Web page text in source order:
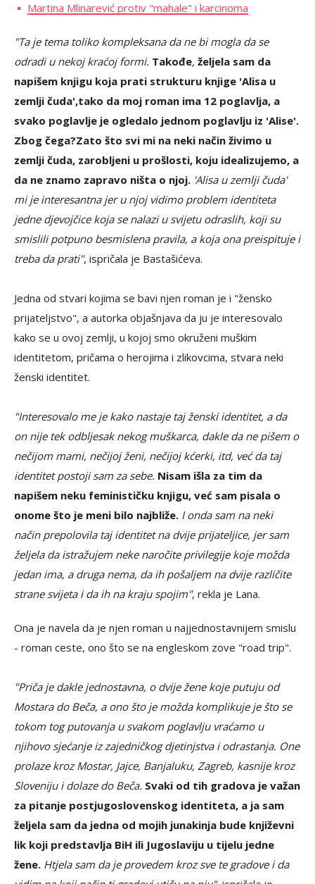
Martina Mlinarević protiv "mahale" i karcinoma
"Ta je tema toliko kompleksana da ne bi mogla da se
odradi u nekoj kraćoj formi. Takođe, željela sam da
napišem knjigu koja prati strukturu knjige 'Alisa u
zemlji čuda',tako da moj roman ima 12 poglavlja, a
svako poglavlje je ogledalo jednom poglavlju iz 'Alise'.
Zbog čega?Zato što svi mi na neki način živimo u
zemlji čuda, zarobljeni u prošlosti, koju idealizujemo, a
da ne znamo zapravo ništa o njoj. 'Alisa u zemlji čuda'
mi je interesantna jer u njoj vidimo problem identiteta
jedne djevojčice koja se nalazi u svijetu odraslih, koji su
smislili potpuno besmislena pravila, a koja ona preispituje i
treba da prati", ispričala je Bastašićeva.
Jedna od stvari kojima se bavi njen roman je i "žensko
prijateljstvo", a autorka objašnjava da ju je interesovalo
kako se u ovoj zemlji, u kojoj smo okruženi muškim
identitetom, pričama o herojima i zlikovcima, stvara neki
ženski identitet.
"Interesovalo me je kako nastaje taj ženski identitet, a da
on nije tek odbljesak nekog muškarca, dakle da ne pišem o
nečijom mami, nečijoj ženi, nečijoj kćerki, itd, već da taj
identitet postoji sam za sebe. Nisam išla za tim da
napišem neku feminističku knjigu, već sam pisala o
onome što je meni bilo najbliže. I onda sam na neki
način prepolovila taj identitet na dvije prijateljice, jer sam
željela da istražujem neke naročite privilegije koje možda
jedan ima, a druga nema, da ih pošaljem na dvije različite
strane svijeta i da ih na kraju spojim", rekla je Lana.
Ona je navela da je njen roman u najjednostavnijem smislu
- roman ceste, ono što se na engleskom zove "road trip".
"Priča je dakle jednostavna, o dvije žene koje putuju od
Mostara do Beča, a ono što je možda komplikuje je što se
tokom tog putovanja u svakom poglavlju vraćamo u
njihovo sjećanje iz zajedničkog djetinjstva i odrastanja. One
prolaze kroz Mostar, Jajce, Banjaluku, Zagreb, kasnije kroz
Sloveniju i dolaze do Beča. Svaki od tih gradova je važan
za pitanje postjugoslovenskog identiteta, a ja sam
željela sam da jedna od mojih junakinja bude književni
lik koji predstavlja BiH ili Jugoslaviju u tijelu jedne
žene. Htjela sam da je provedem kroz sve te gradove i da